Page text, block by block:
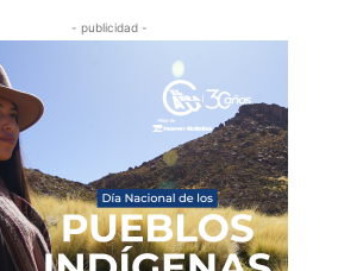
- publicidad -